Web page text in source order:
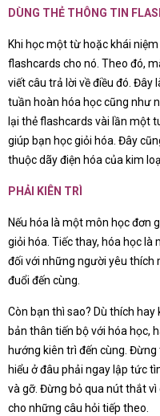
DÙNG THẺ THÔNG TIN
Khi học một từ hoặc khái
flashcards cho nó. Theo đó,
viết câu trả lời về điều đó. Đây
tuần hoàn hóa học cũng như
lại thẻ flashcards vài lần một
giúp bạn học giỏi hóa. Đây
thuộc dãy điện hóa của kim
PHẢI KIÊN TRÌ
Nếu hóa là một môn học đơn
giỏi hóa. Tiếc thay, hóa học là
đối với những người yêu thích
đuổi đến cùng.
Còn bạn thì sao? Dù thích
bản thân tiến bộ với hóa học,
hướng kiên trì đến cùng. Đừng
hiểu ở đâu phải ngay lập tức
và gỡ. Đừng bỏ qua nút thắt
cho những câu hỏi tiếp theo.